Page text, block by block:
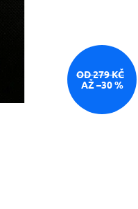
OD 279 KČ
AŽ –30 %